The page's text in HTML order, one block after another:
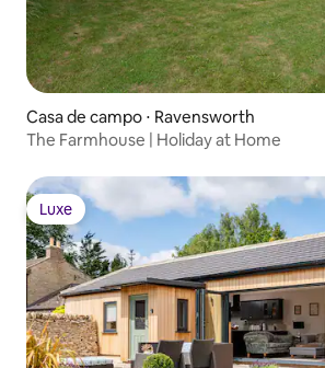
Casa de campo ⋅ Ravensworth
The Farmhouse | Holiday at Home
Luxe
Luxe